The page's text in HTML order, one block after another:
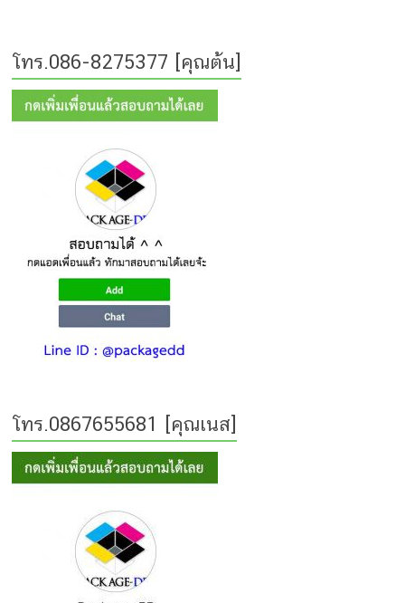
โทร.086-8275377 [คุณต้น]
โทร.0867655681 [คุณเนส]